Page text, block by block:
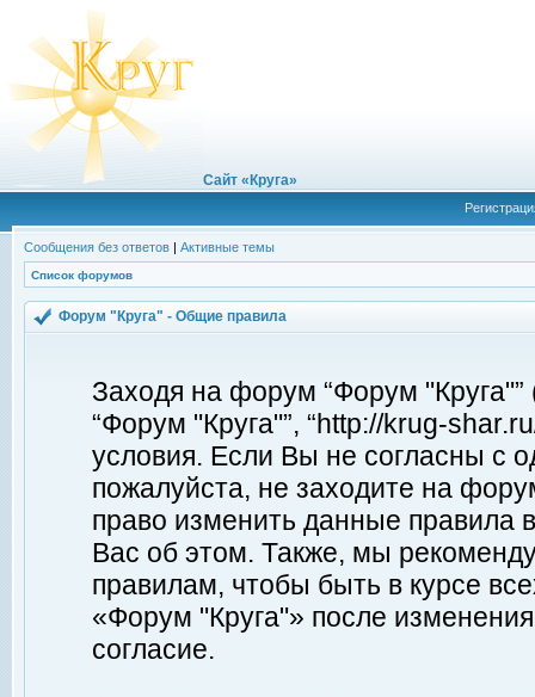
Сайт «Круга»
Сообщения без ответов | Активные темы
Список форумов
Форум "Круга" - Общие правила
Заходя на форум “Форум
“Форум "Круга"”, “http://krug-
условия. Если Вы не согласны с
пожалуйста, не заходите на
право изменить данные правила
Вас об этом. Также, мы
правилам, чтобы быть в курсе
«Форум "Круга"» после
согласие.